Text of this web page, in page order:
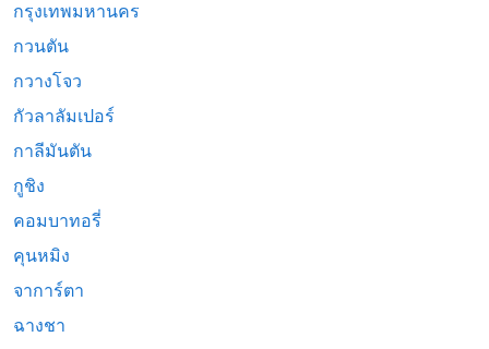
กรุงเทพมหานคร
กวนตัน
กวางโจว
กัวลาลัมเปอร์
กาลีมันตัน
กูชิง
คอมบาทอรี่
คุนหมิง
จาการ์ตา
ฉางชา